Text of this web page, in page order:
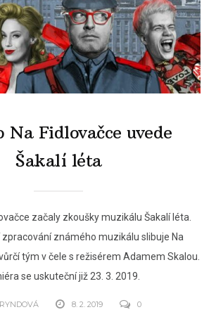
Na Fidlovačce uvede
Šakalí léta
začaly zkoušky muzikálu Šakalí léta.
zpracování známého muzikálu slibuje Na
tým v čele s režisérem Adamem Skalou.
se uskuteční již 23. 3. 2019.
8. 2. 2019 0